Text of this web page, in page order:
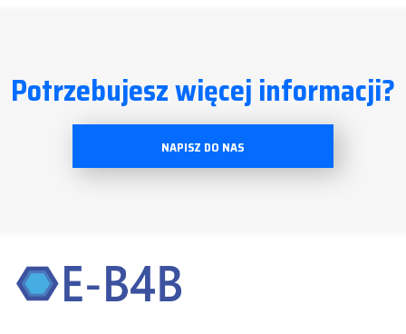
Potrzebujesz więcej informacji?
NAPISZ DO NAS